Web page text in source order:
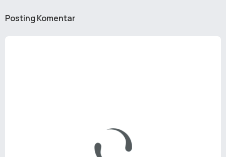
Posting Komentar